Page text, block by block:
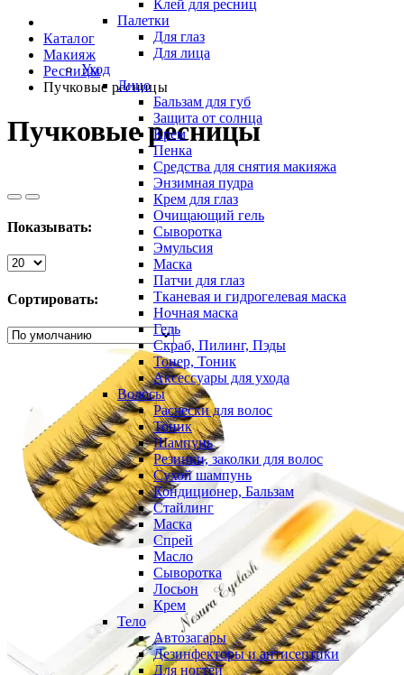
Клей для ресниц
Палетки
Для глаз
Для лица
Уход
Лицо
Бальзам для губ
Защита от солнца
Крем
Пенка
Средства для снятия макияжа
Энзимная пудра
Крем для глаз
Очищающий гель
Сыворотка
Эмульсия
Маска
Патчи для глаз
Тканевая и гидрогелевая маска
Ночная маска
Гель
Скраб, Пилинг, Пэды
Тонер, Тоник
Аксессуары для ухода
Волосы
Расчески для волос
Тоник
Шампунь
Резинки, заколки для волос
Сухой шампунь
Кондиционер, Бальзам
Стайлинг
Маска
Спрей
Масло
Сыворотка
Лосьон
Крем
Тело
Автозагары
Дезинфекторы и антисептики
Для ногтей
Каталог
Макияж
Ресницы
Пучковые ресницы
Пучковые ресницы
Показывать:
Сортировать: